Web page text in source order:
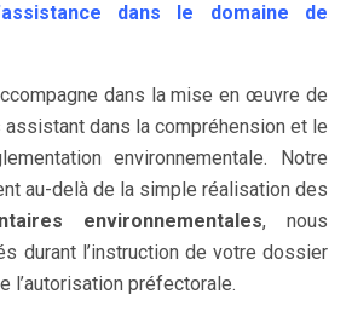
dans le domaine de
dans la mise en œuvre de
dans la compréhension et le
environnementale. Notre
au-delà de la simple réalisation des
environnementales, nous
durant l’instruction de votre dossier
l’autorisation préfectorale.